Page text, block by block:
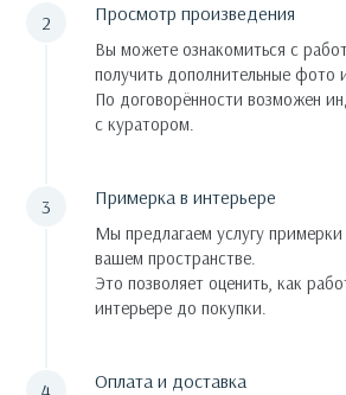
Просмотр произведения
Вы можете ознакомиться с
получить дополнительные фото
По договорённости возможен
с куратором.
Примерка в интерьере
Мы предлагаем услугу примерки
вашем пространстве.
Это позволяет оценить, как
интерьере до покупки.
Оплата и доставка